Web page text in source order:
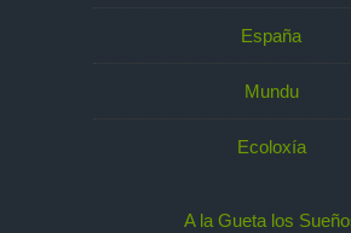
España
Mundu
Ecoloxía
A la Gueta los